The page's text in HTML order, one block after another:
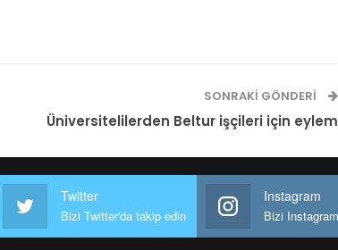
SONRAKI GÖNDERI
Üniversitelilerden Beltur işçileri için eylem
Twitter
Bizi Twitter'da takip edin
Instagram